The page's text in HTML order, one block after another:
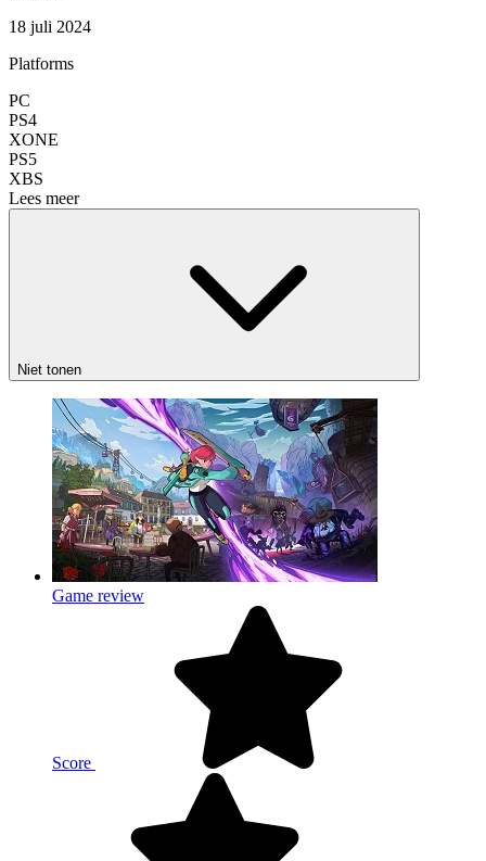
18 juli 2024
Platforms
PC
PS4
XONE
PS5
XBS
Lees meer
Niet tonen
Game review
Score